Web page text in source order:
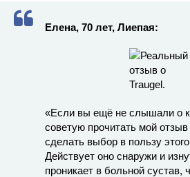
Елена, 70 лет, Лиепая:
«Если вы ещё не слышали о
советую прочитать мой
сделать выбор в пользу
Действует оно снаружи и
проникает в больной сустав,